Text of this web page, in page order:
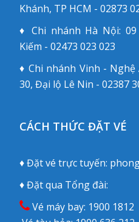
Khánh, TP HCM - 02873
♦ Chi nhánh Hà Nội:
Kiếm - 02473 023 023
♦ Chi nhánh Vinh - Nghệ
30, Đại lộ Lê Nin - 02387
CÁCH THỨC ĐẶT VÉ
♦ Đặt vé trực tuyến:
♦ Đặt qua Tổng đài:
Vé máy bay: 1900 1812